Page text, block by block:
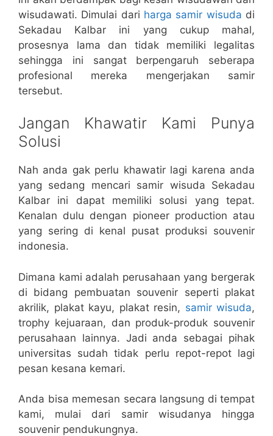
wisudawati. Dimulai dari harga samir wisuda di
Sekadau Kalbar ini yang cukup mahal,
prosesnya lama dan tidak memiliki legalitas
sehingga ini sangat berpengaruh seberapa
profesional mereka mengerjakan samir
tersebut.
Jangan Khawatir Kami Punya
Solusi
Nah anda gak perlu khawatir lagi karena anda
yang sedang mencari samir wisuda Sekadau
Kalbar ini dapat memiliki solusi yang tepat.
Kenalan dulu dengan pioneer production atau
yang sering di kenal pusat produksi souvenir
indonesia.
Dimana kami adalah perusahaan yang bergerak
di bidang pembuatan souvenir seperti plakat
akrilik, plakat kayu, plakat resin, samir wisuda,
trophy kejuaraan, dan produk-produk souvenir
perusahaan lainnya. Jadi anda sebagai pihak
universitas sudah tidak perlu repot-repot lagi
pesan kesana kemari.
Anda bisa memesan secara langsung di tempat
kami, mulai dari samir wisudanya hingga
souvenir pendukungnya.